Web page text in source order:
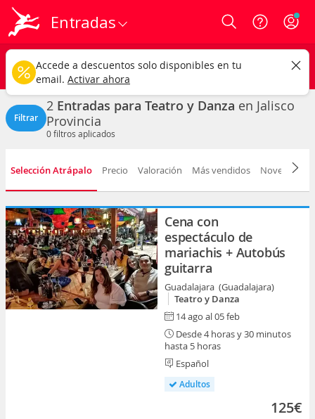
Entradas Login
Jalisco
Teatro y Danza Cualquier fecha
CAMBIAR
Filtrar
2 Entradas para Teatro y Danza en Jalisco
Provincia
0filtros aplicados
Selección Atrápalo Precio Valoración Más vendidos Novedad
Cena con
espectáculo de
mariachis + Autobús
guitarra
Guadalajara (Guadalajara)
Teatro y Danza
14 ago al 05 feb
Desde 4 horas y 30 minutos
hasta 5 horas
Español
Adultos
125€
Accede a descuentos solo disponibles en tu
email. Activar ahora